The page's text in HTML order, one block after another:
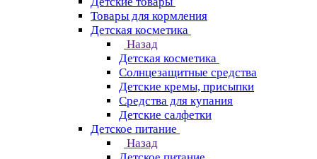
Товары для кормления
Детская косметика
Назад
Детская косметика
Солнцезащитные средства
Детские кремы, присыпки
Средства для купания
Детские салфетки
Детское питание
Назад